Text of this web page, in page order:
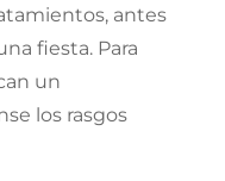
antes
fiesta. Para
un
los rasgos